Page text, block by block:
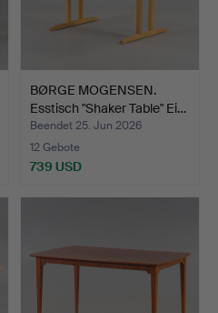
BØRGE MOGENSEN.
Esstisch "Shaker Table" Ei…
Beendet 25. Jun 2026
12 Gebote
739 USD